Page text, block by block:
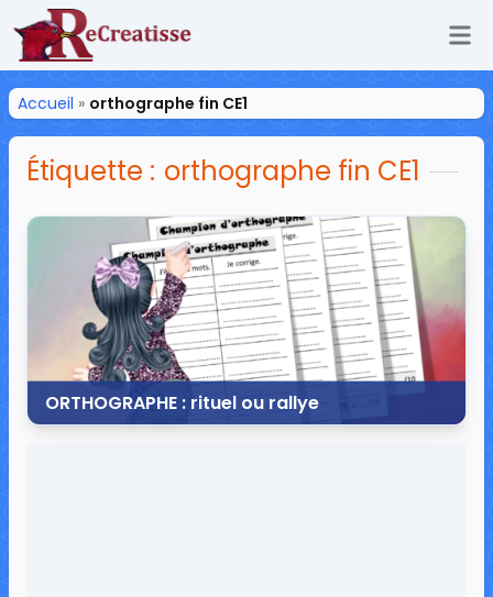
ReCreatisse
Accueil » orthographe fin CE1
Étiquette : orthographe fin CE1
ORTHOGRAPHE : rituel ou rallye